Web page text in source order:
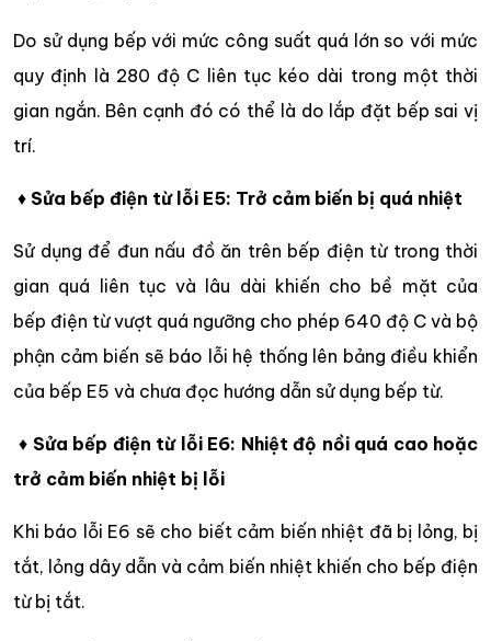
Do sử dụng bếp với mức công suất quá lớn so với mức
quy định là 280 độ C liên tục kéo dài trong một thời
gian ngắn. Bên cạnh đó có thể là do lắp đặt bếp sai vị
trí.
♦ Sửa bếp điện từ lỗi E5: Trở cảm biến bị quá nhiệt
Sử dụng để đun nấu đồ ăn trên bếp điện từ trong thời
gian quá liên tục và lâu dài khiến cho bề mặt của
bếp điện từ vượt quá ngưỡng cho phép 640 độ C và bộ
phận cảm biến sẽ báo lỗi hệ thống lên bảng điều khiển
của bếp E5 và chưa đọc hướng dẫn sử dụng bếp từ.
♦ Sửa bếp điện từ lỗi E6: Nhiệt độ nồi quá cao hoặc
trở cảm biến nhiệt bị lỗi
Khi báo lỗi E6 sẽ cho biết cảm biến nhiệt đã bị lỏng, bị
tắt, lỏng dây dẫn và cảm biến nhiệt khiến cho bếp điện
từ bị tắt.